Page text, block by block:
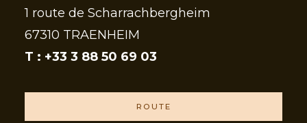
1 route de Scharrachbergheim
67310 TRAENHEIM
T : +33 3 88 50 69 03
ROUTE